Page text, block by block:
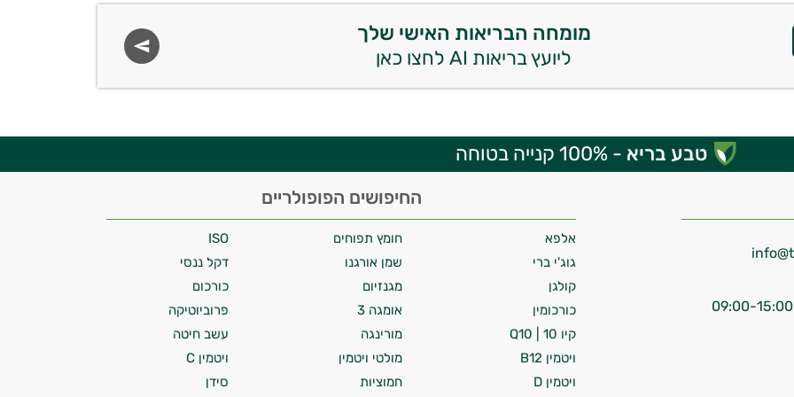
מומחה הבריאות האישי שלך
ליועץ בריאות AI לחצו כאן
טבע בריא - 100% קנייה בטוחה
החיפושים הפופולריים
אלפא חומץ תפוחים
ISO
גוג'י ברי
שמן אורגנו
דקל ננסי
קולגן
מגנזיום
כורכום
כורכומין
אומגה 3
פרוביוטיקה
קיו 10 | Q10
מורינגה
עשב חיטה
ויטמין B12
מולטי ויטמין
ויטמין C
ויטמין D
חמוציות סידן